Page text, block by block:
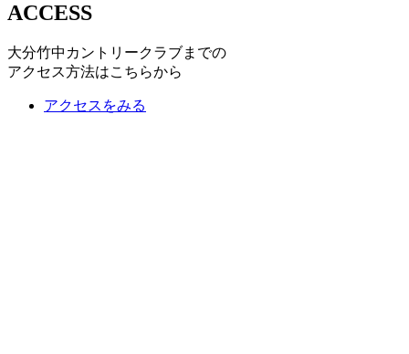
ACCESS
大分竹中カントリークラブまでの
アクセス方法はこちらから
アクセスをみる